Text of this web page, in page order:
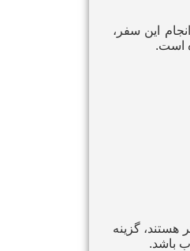
این سفر،
است.
هستند، گزینه
باشد.